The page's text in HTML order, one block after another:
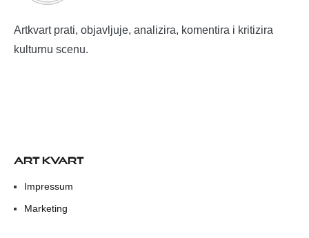
Artkvart prati, objavljuje, analizira, komentira i kritizira
kulturnu scenu.
ART KVART
Impressum
Marketing